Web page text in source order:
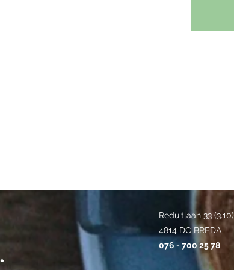
Reduitlaan 33 (3.10)
4814 DC BREDA
076 - 700 25 78